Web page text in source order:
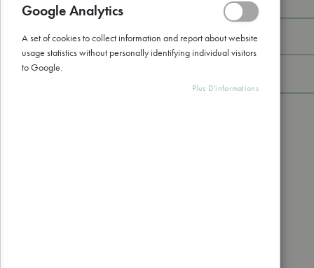
Mot de passe
Google Analytics
A set of cookies to collect information and report about website
usage statistics without personally identifying individual visitors
to Google.
Plus D'informations